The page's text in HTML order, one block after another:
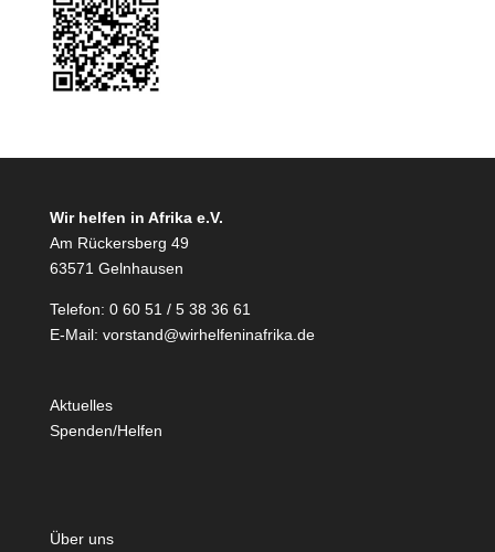
Wir helfen in Afrika e.V.
Am Rückersberg 49
63571 Gelnhausen
Telefon: 0 60 51 / 5 38 36 61
E-Mail: vorstand@wirhelfeninafrika.de
Aktuelles
Spenden/Helfen
Über uns